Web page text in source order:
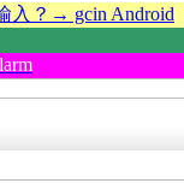
入？→ gcin Android